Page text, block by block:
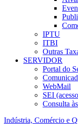
IPTU
ITBI
Outras
SERVIDOR
Portal do
WebMail
SEI
Consulta
Indústria, Comércio e